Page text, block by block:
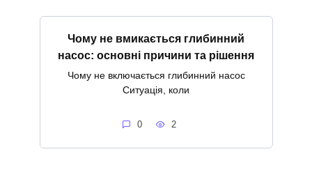
Чому не вмикається глибинний
насос: основні причини та рішення
Чому не включається глибинний насос
Ситуація, коли
0 2